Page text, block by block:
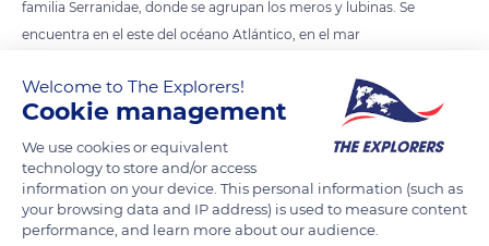
familia Serranidae, donde se agrupan los meros y lubinas. Se
encuentra en el este del océano Atlántico, en el mar
Tiene cierto valor comercial y como tal es pescado por barcos
de bajura.
Suele vivir de manera solitaria, tienen una espina dorsal de
entre 14/16 espinas, y e hermafrodita.
READ MORE TRANSLATE
Welcome to The Explorers!
Cookie management
We use cookies or equivalent
technology to store and/or access
information on your device. This personal information (such as
your browsing data and IP address) is used to measure content
performance, and learn more about our audience.